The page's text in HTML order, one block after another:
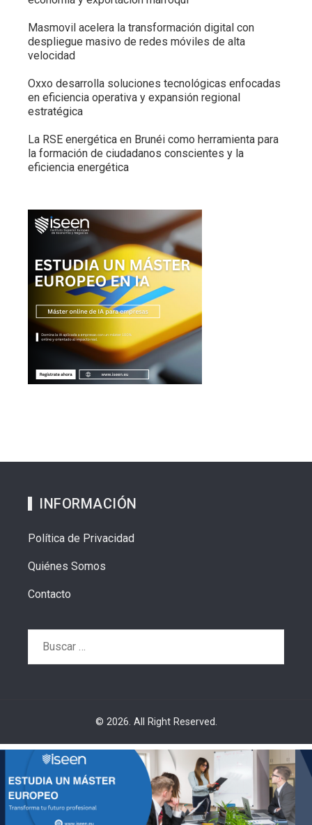
Masmovil acelera la transformación digital con
despliegue masivo de redes móviles de alta
velocidad
Oxxo desarrolla soluciones tecnológicas enfocadas
en eficiencia operativa y expansión regional
estratégica
La RSE energética en Brunéi como herramienta para
la formación de ciudadanos conscientes y la
eficiencia energética
INFORMACIÓN
Política de Privacidad
Quiénes Somos
Contacto
© 2026. All Right Reserved.